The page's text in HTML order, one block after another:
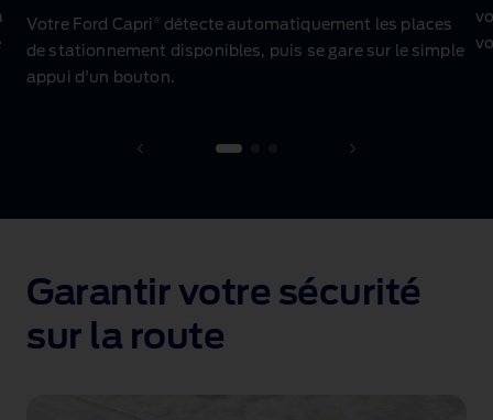
Votre Ford Capri
détecte automatiquement les places
de stationnement disponibles, puis se gare sur le simple
appui d'un bouton.
Garantir votre sécurité
sur la route